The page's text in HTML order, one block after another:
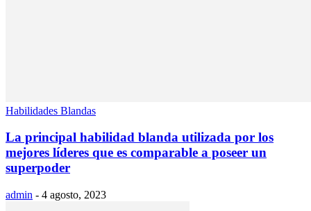
Habilidades Blandas
La principal habilidad blanda utilizada por los
mejores líderes que es comparable a poseer un
superpoder
admin - 4 agosto, 2023